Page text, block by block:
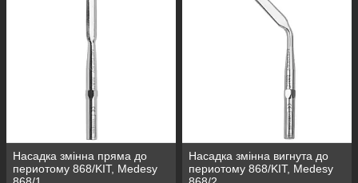
Насадка змінна пряма до
периотому 868/KIT, Medesy
Насадка змінна вигнута до
периотому 868/KIT, Medesy